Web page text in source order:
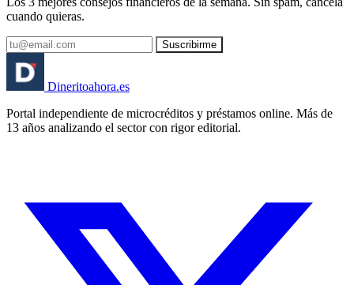
cuando quieras.
Suscribirme
Dineritoahora.es
Portal independiente de microcréditos y préstamos online. Más de
13 años analizando el sector con rigor editorial.